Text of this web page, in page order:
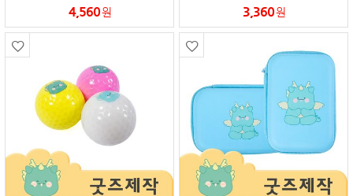
함) (박스제작가능)
4,560원
함) (박스제작가능)
3,360원